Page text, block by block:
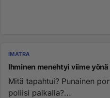
IMATRA
Ihminen menehtyi viime
Mitä tapahtui? Punainen
poliisi paikalla?...